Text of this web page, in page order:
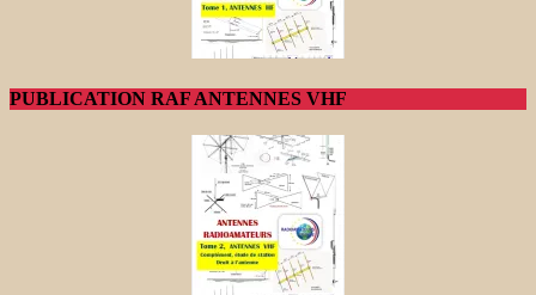
PUBLICATION RAF ANTENNES VHF